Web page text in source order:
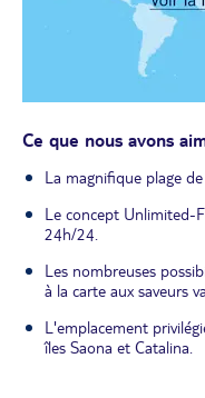
Ce que nous avons
La magnifique plage
Le concept Unlimited-
24h/24.
Les nombreuses
à la carte aux saveurs
L'emplacement
îles Saona et Catalina.